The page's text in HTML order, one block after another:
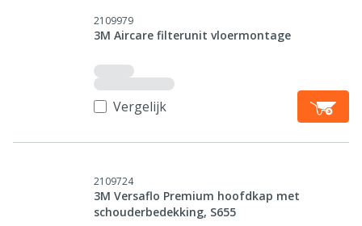
2109979
3M Aircare filterunit vloermontage
Vergelijk
2109724
3M Versaflo Premium hoofdkap met
schouderbedekking, S655